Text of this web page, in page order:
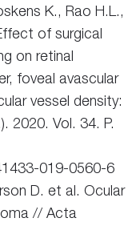
K., Rao H.L.,
of surgical
on retinal
foveal avascular
vessel density:
2020. Vol. 34. P.
019-0560-6
D. et al. Ocular
// Acta